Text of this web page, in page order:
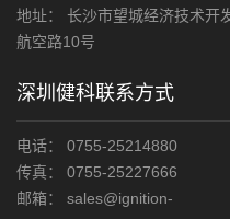
地址： 长沙市望城经济技术开
航空路10号
深圳健科联系方式
电话： 0755-25214880
传真： 0755-25227666
邮箱： sales@ignition-